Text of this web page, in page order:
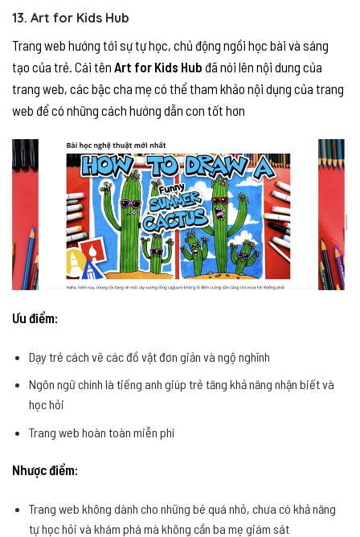
13. Art for Kids Hub
Trang web hướng tới sự tự học, chủ động ngồi học bài và sáng
tạo của trẻ. Cái tên Art for Kids Hub đã nói lên nội dung của
trang web, các bậc cha mẹ có thể tham khảo nội dụng của trang
web để có những cách hướng dẫn con tốt hơn
Ưu điểm:
Dạy trẻ cách vẽ các đồ vật đơn giản và ngộ nghĩnh
Ngôn ngữ chính là tiếng anh giúp trẻ tăng khả năng nhận biết và
học hỏi
Trang web hoàn toàn miễn phí
Nhược điểm:
Trang web không dành cho những bé quá nhỏ, chưa có khả năng
tự học hỏi và khám phá mà không cần ba mẹ giám sát